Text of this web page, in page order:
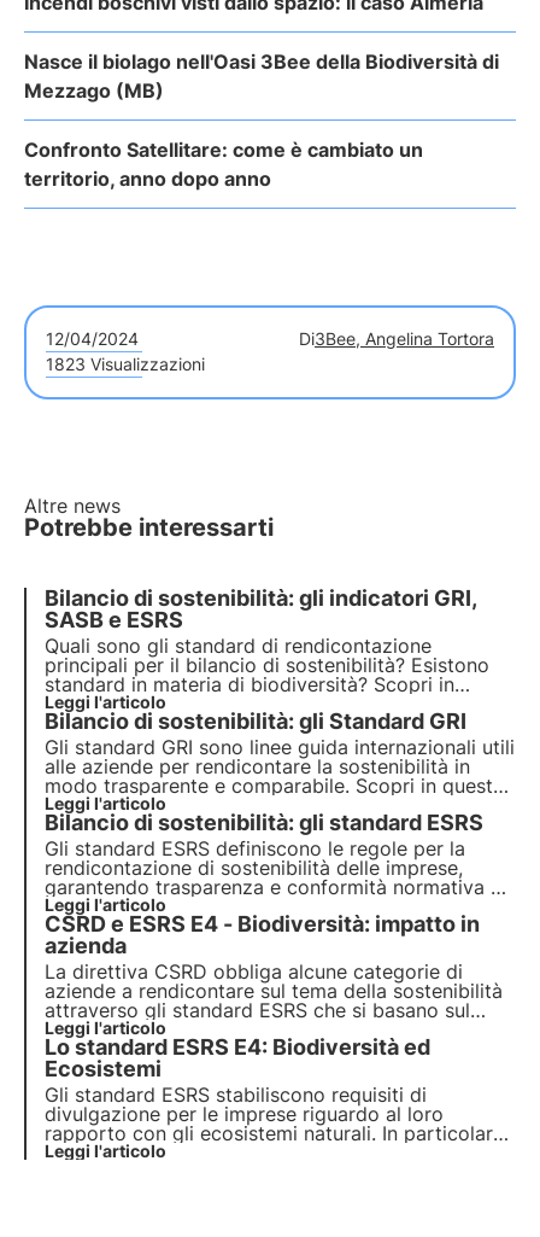
Nasce il biolago nell'Oasi 3Bee della Biodiversità di
Mezzago (MB)
Confronto Satellitare: come è cambiato un
territorio, anno dopo anno
12/04/2024 Di3Bee, Angelina Tortora
1823 Visualizzazioni
Altre news
Potrebbe interessarti
Bilancio di sostenibilità: gli indicatori GRI,
SASB e ESRS
Quali sono gli standard di rendicontazione
principali per il bilancio di sostenibilità? Esistono
standard in materia di biodiversità? Scopri in
questo articolo gli Standard GRI, SASB e ESRS.
Approfondisci con le Pillole dall'Oasi, la Digital
Academy di 3Bee per i Professionisti della
Sostenibilità.
Leggi l'articolo
Bilancio di sostenibilità: gli Standard GRI
Gli standard GRI sono linee guida internazionali utili
alle aziende per rendicontare la sostenibilità in
modo trasparente e comparabile. Scopri in questo
articolo come funzionano, la loro suddivisione in
categorie e il nuovo standard GRI 101: Biodiversità
2024, in vigore dal 1 gennaio 2026.
Leggi l'articolo
Bilancio di sostenibilità: gli standard ESRS
Gli standard ESRS definiscono le regole per la
rendicontazione di sostenibilità delle imprese,
garantendo trasparenza e conformità normativa su
tutti gli aspetti ESG. Scopri in questo articolo cosa
sono, come funzionano e quali sono i principali
requisiti da rispettare.
Leggi l'articolo
CSRD e ESRS E4 - Biodiversità: impatto in
azienda
La direttiva CSRD obbliga alcune categorie di
aziende a rendicontare sul tema della sostenibilità
attraverso gli standard ESRS che si basano sul
principio della doppia materialità. In particolare lo
standard ESRS E4 prevede la rendicontazione di
impatti e dipendenze di biodiversità ed ecosistemi.
Leggi l'articolo
Lo standard ESRS E4: Biodiversità ed
Ecosistemi
Gli standard ESRS stabiliscono requisiti di
divulgazione per le imprese riguardo al loro
rapporto con gli ecosistemi naturali. In particolare,
gli obiettivi dell’ESRS E4 mirano a incentivare le
Leggi l'articolo